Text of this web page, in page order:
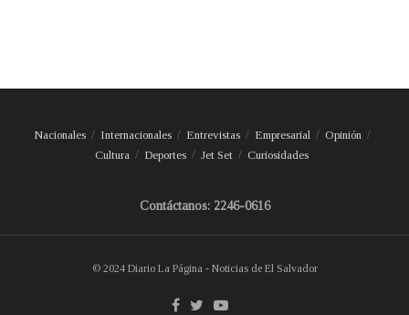
Nacionales Internacionales Entrevistas Empresarial
Opinión
Cultura
Deportes Jet Set Curiosidades
Contáctanos: 2246-0616
© 2024 Diario La Página - Noticias de El Salvador